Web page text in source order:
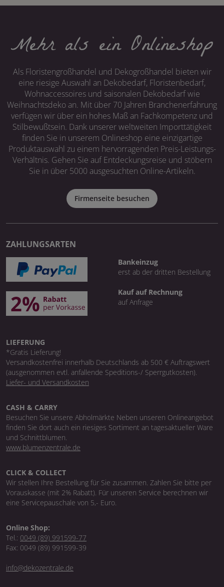
Mehr als ein Onlineshop
Als Floristengroßhandel und Dekogroßhandel bieten wir
eine riesige Auswahl an Dekobedarf, Floristenbedarf,
Wohnaccessoires und saisonalen Dekobedarf wie
Weihnachtsdeko an. Mit über 70 Jahren Branchenerfahrung
verfügen wir über ein hohes Maß an Fachkompetenz und
Stilbewußtsein. Dank unserer weltweiten Importtätigkeit
finden Sie in unserem Onlineshop eine einzigartige
Produktauswahl zu einem hervorragenden Preis-Leistungs-
Verhältnis. Gehen Sie auf Entdeckungsreise und stöbern
Sie in über 5000 ausgesuchten Online-Artikeln.
Firmenseite besuchen
ZAHLUNGSARTEN
Bankeinzug
erst ab der dritten Bestellung
Kauf auf Rechnung
auf Anfrage
LIEFERUNG
*Gratis Lieferung!
Versandkostenfrei innerhalb Deutschlands ab 500 € Auftragswert
(ausgenommen evtl. anfallende Speditions-/ Sperrgutkosten).
Liefer- und Versandkosten
CASH & CARRY
Besuchen Sie unsere Abholmärkte Neben unseren Onlineangebot
finden Sie dort auch ein riesiges Sortiment an tagesaktueller Ware
und Schnittblumen.
www.blumenzentrale.de
CLICK & COLLECT
Wir stellen Ihre Bestellung für Sie zusammen. Zahlen Sie bitte per
Vorauskasse (mit 2% Rabatt). Für unseren Service berechnen wir
eine Servicepauschale von 5,- Euro.
Online Shop:
Tel.: 0049 (89) 991599-77
Fax: 0049 (89) 991599-39
info@dekozentrale.de